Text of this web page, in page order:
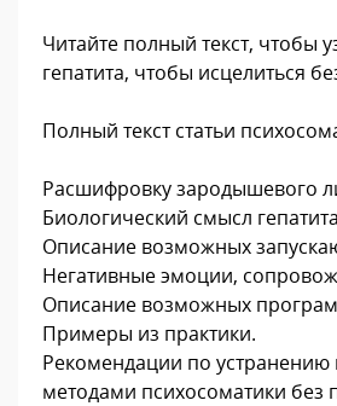
Читайте полный текст, чтобы
гепатита, чтобы исцелиться
Полный текст статьи
Расшифровку зародышевого
Биологический смысл
Описание возможных
Негативные эмоции,
Описание возможных
Примеры из практики.
Рекомендации по устранению
методами психосоматики без